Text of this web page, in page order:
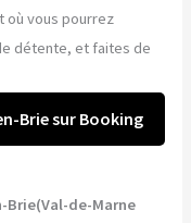
où vous pourrez
détente, et faites de
Brie sur Booking
Brie(Val-de-Marne